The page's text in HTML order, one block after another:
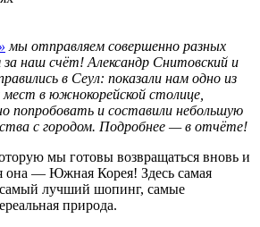
мы отправляем совершенно разных
наш счёт! Александр Снитовский и
в Сеул: показали нам одно из
в южнокорейской столице,
попробовать и составили небольшую
с городом. Подробнее — в отчёте!
мы готовы возвращаться вновь и
она — Южная Корея! Здесь самая
самый лучший шопинг, самые
природа.